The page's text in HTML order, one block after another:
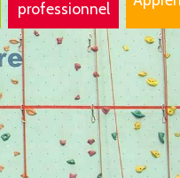
professionnel